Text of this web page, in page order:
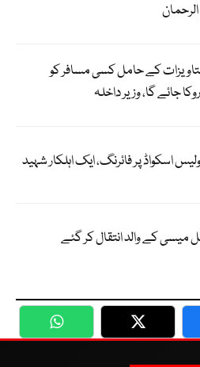
کے حامل کسی مسافر کو
جائے گا، وزیر داخلہ
اسکواڈ پر فائرنگ، ایک اہلکار شہید
میسی کے والد انتقال کر گئے
WhatsApp Twitter